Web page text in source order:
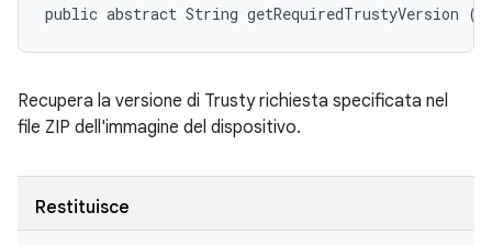
public abstract String getRequiredTrustyVersion ()
Recupera la versione di Trusty richiesta specificata nel
file ZIP dell'immagine del dispositivo.
Restituisce